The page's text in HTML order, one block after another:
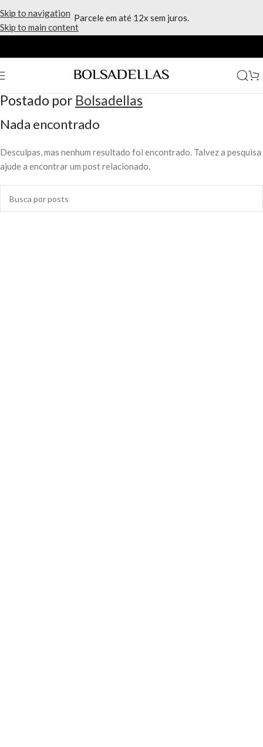
Skip to navigation
Skip to main content
Parcele em até 12x sem juros.
Home
Postado por Bolsadellas
Nada encontrado
Desculpas, mas nenhum resultado foi encontrado. Talvez a pesquisa
ajude a encontrar um post relacionado.